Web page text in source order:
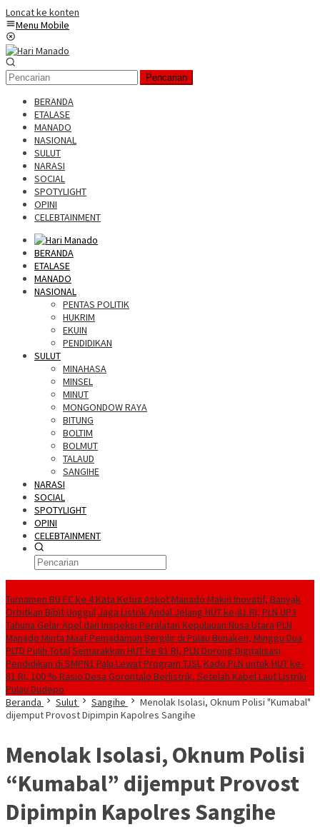
Loncat ke konten
Menu Mobile
Pencarian
BERANDA
ETALASE
MANADO
NASIONAL
SULUT
NARASI
SOCIAL
SPOTYLIGHT
OPINI
CELEBTAINMENT
BERANDA
ETALASE
MANADO
NASIONAL
PENTAS POLITIK
HUKRIM
EKUIN
PENDIDIKAN
SULUT
MINAHASA
MINSEL
MINUT
MONGONDOW RAYA
BITUNG
BOLTIM
BOLMUT
TALAUD
SANGIHE
NARASI
SOCIAL
SPOTYLIGHT
OPINI
CELEBTAINMENT
Turnamen BU FC ke 4 Kata Ketua Askot Manado Makin Inovatif, Banyak
Orbitkan Bibit Unggul Jaga Listrik Andal Jelang HUT ke-81 RI, PLN UP3
Tahuna Gelar Apel dan Inspeksi Peralatan Kepulauan Nusa Utara PLN
Manado Minta Maaf Pemadaman Bergilir di Pulau Bunaken, Minggu Dua
PLTD Pulih TotalSemarakkan HUT ke 81 RI, PLN Dorong Digitalisasi
Pendidikan di SMPN1 Palu Lewat Program TJSLKado PLN untuk HUT ke-
81 RI, 100 % Rasio Desa Gorontalo Berlistrik, Setelah Kabel Laut Listriki
Pulau Dudepo
Beranda
Sulut Sangihe
Menolak Isolasi, Oknum Polisi "Kumabal"
dijemput Provost Dipimpin Kapolres Sangihe
Menolak Isolasi, Oknum Polisi
“Kumabal” dijemput Provost
Dipimpin Kapolres Sangihe